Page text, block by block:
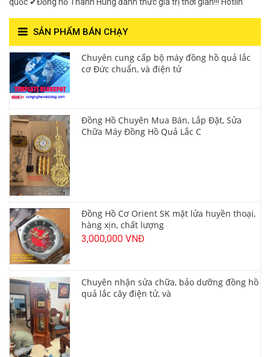
SẢN PHẨM BÁN CHẠY
Chuyên cung cấp bộ máy đồng hồ quả lắc
cơ Đức chuẩn, và điện tử
Đồng Hồ Chuyên Mua Bán, Lắp Đặt, Sửa
Chữa Máy Đồng Hồ Quả Lắc C
Đồng Hồ Cơ Orient SK mặt lửa huyền thoại,
hàng xịn, chất lượng
3,000,000 VNĐ
Chuyên nhận sửa chữa, bảo dưỡng đồng hồ
quả lắc cây điện tử, và